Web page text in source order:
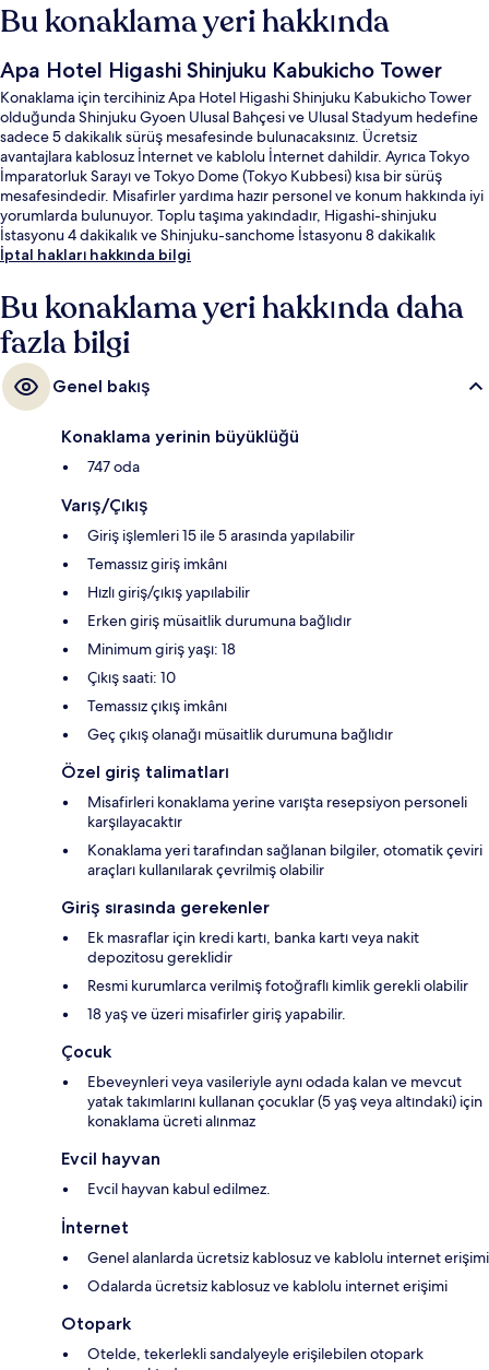
Bu konaklama yeri hakkında
Apa Hotel Higashi Shinjuku Kabukicho Tower
Konaklama için tercihiniz Apa Hotel Higashi Shinjuku Kabukicho Tower
olduğunda Shinjuku Gyoen Ulusal Bahçesi ve Ulusal Stadyum hedefine
sadece 5 dakikalık sürüş mesafesinde bulunacaksınız. Ücretsiz
avantajlara kablosuz İnternet ve kablolu İnternet dahildir. Ayrıca Tokyo
İmparatorluk Sarayı ve Tokyo Dome (Tokyo Kubbesi) kısa bir sürüş
mesafesindedir. Misafirler yardıma hazır personel ve konum hakkında iyi
yorumlarda bulunuyor. Toplu taşıma yakındadır, Higashi-shinjuku
İstasyonu 4 dakikalık ve Shinjuku-sanchome İstasyonu 8 dakikalık
yürüme mesafesinde bulunur.
İptal hakları hakkında bilgi
Bu konaklama yeri hakkında daha
fazla bilgi
Genel bakış
Konaklama yerinin büyüklüğü
747 oda
Varış/Çıkış
Giriş işlemleri 15 ile 5 arasında yapılabilir
Temassız giriş imkânı
Hızlı giriş/çıkış yapılabilir
Erken giriş müsaitlik durumuna bağlıdır
Minimum giriş yaşı: 18
Çıkış saati: 10
Temassız çıkış imkânı
Geç çıkış olanağı müsaitlik durumuna bağlıdır
Özel giriş talimatları
Misafirleri konaklama yerine varışta resepsiyon personeli
karşılayacaktır
Konaklama yeri tarafından sağlanan bilgiler, otomatik çeviri
araçları kullanılarak çevrilmiş olabilir
Giriş sırasında gerekenler
Ek masraflar için kredi kartı, banka kartı veya nakit
depozitosu gereklidir
Resmi kurumlarca verilmiş fotoğraflı kimlik gerekli olabilir
18 yaş ve üzeri misafirler giriş yapabilir.
Çocuk
Ebeveynleri veya vasileriyle aynı odada kalan ve mevcut
yatak takımlarını kullanan çocuklar (5 yaş veya altındaki) için
konaklama ücreti alınmaz
Evcil hayvan
Evcil hayvan kabul edilmez.
İnternet
Genel alanlarda ücretsiz kablosuz ve kablolu internet erişimi
Odalarda ücretsiz kablosuz ve kablolu internet erişimi
Otopark
Otelde, tekerlekli sandalyeyle erişilebilen otopark